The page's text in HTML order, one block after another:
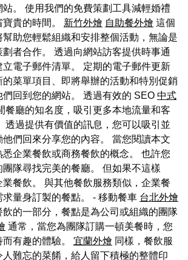
。 使用我們的免費策劃工具減輕婚禮
貴的時間。 新竹外燴 自助餐外燴 這個
助您輕鬆組織和安排整個活動，無論是
者合作。 透過向網站訪客提供時事通
電子郵件清單。 定期的電子郵件更新
菜單項目、即將舉辦的活動和特別促銷
回到您的網站。 透過有效的 SEO 中式
餐廳的知名度，吸引更多本地流量和客
透過提供有價值的訊息，您可以吸引並
們回來分享您的內容。 當您閱讀本文
企業餐飲或商務餐飲的概念。 也許您
隊尋找完美的餐廳。 但如果不這樣
餐飲。 與其他餐飲服務類似，企業餐
量身訂製的餐點。 - 移動餐車 台北外燴
的一部分，餐點是為公司或組織的團隊
通常，當您為團隊訂購一頓美餐時，您
有趣的體驗。 宜蘭外燴 同樣，餐飲服
難忘的菜餚，給人留下積極的整體印